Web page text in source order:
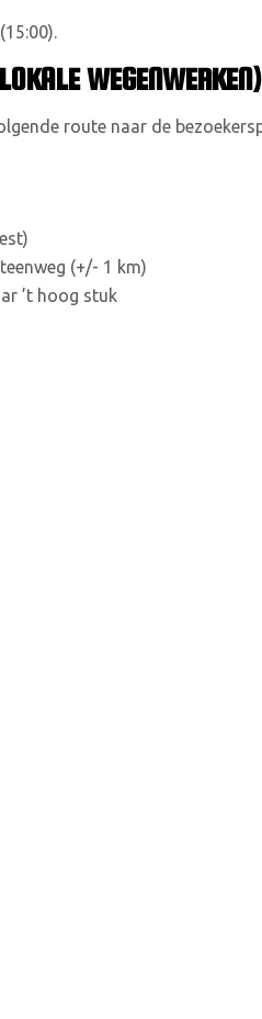
WEGENWERKEN)
route naar de
(+/- 1 km)
’t hoog stuk